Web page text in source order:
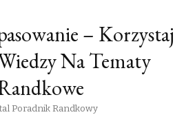
– Korzystaj
Na Tematy
Poradnik Randkowy